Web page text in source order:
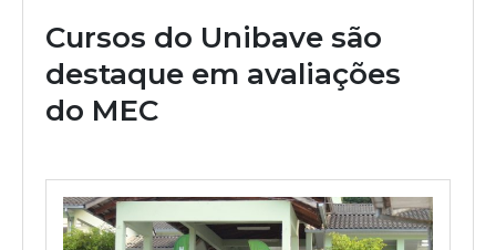
Cursos do Unibave são
destaque em avaliações
do MEC